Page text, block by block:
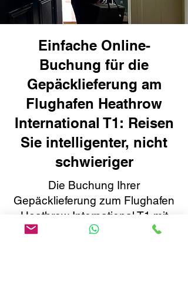
Einfache Online-
Buchung für die
Gepäcklieferung am
Flughafen Heathrow
International T1: Reisen
Sie intelligenter, nicht
schwieriger
Die Buchung Ihrer
Gepäcklieferung zum Flughafen
Heathrow International T1 mit
Airport To Home geht schnell